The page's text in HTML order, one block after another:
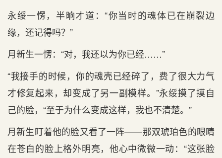
永绥一愣，半晌才道：“你当时的魂体已在崩裂边
缘，还记得吗？”
月新生一愣：“对，我还以为你已经……”
“我接手的时候，你的魂壳已经碎了，费了很大力气
才修复起来，却变成了另一副模样。”永绥摸了摸自
己的脸，“至于为什么变成这样，我也不清楚。”
月新生盯着他的脸又看了一阵——那双琥珀色的眼睛
在苍白的脸上格外明亮，他心中微微一动：“这张脸